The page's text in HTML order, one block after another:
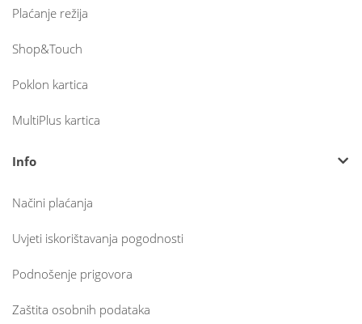
Plaćanje režija
Shop&Touch
Poklon kartica
MultiPlus kartica
Info
Načini plaćanja
Uvjeti iskorištavanja pogodnosti
Podnošenje prigovora
Zaštita osobnih podataka